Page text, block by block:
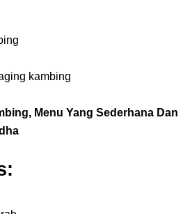
kambing
Menu Yang Sederhana Dan